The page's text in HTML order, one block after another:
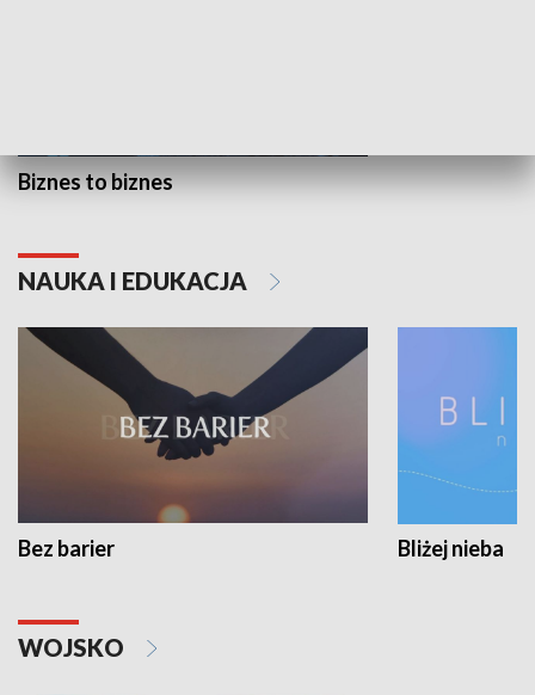
Biznes to biznes
NAUKA I EDUKACJA
Bez barier Bliżej nieba
WOJSKO